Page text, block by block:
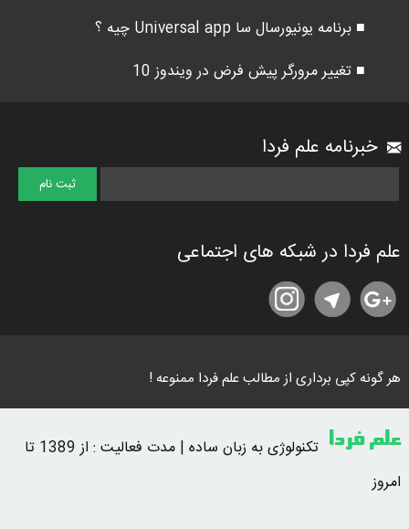
■ برنامه یونیورسال سا Universal app چیه ؟
■ تغییر مرورگر پیش فرض در ویندوز 10
خبرنامه علم فردا
علم فردا در شبکه های اجتماعی
هر گونه کپی برداری از مطالب علم فردا ممنوعه !
علم فردا
تکنولوژی به زبان ساده | مدت فعالیت : از 1389 تا
امروز